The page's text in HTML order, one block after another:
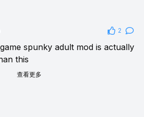
2
spunky adult mod is actually
this
查看更多